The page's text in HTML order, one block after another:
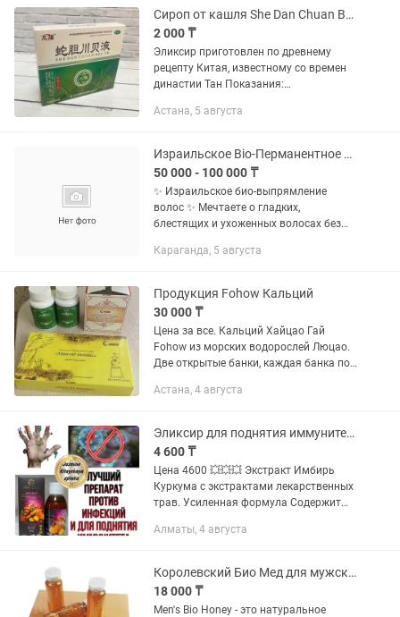
Сироп от кашля She Dan Chuan Bei Ye (Шедан)
2 000 ₸
Эликсир приготовлен по древнему
рецепту Китая, известному со времен
династии Тан Показания:
данном случае заменяет эуфиллин);
Астана, 5 августа
Израильское Bio-Перманентное выпрямление волос! Восстанавливающий эликсир!
50 000 - 100 000 ₸
✨ Израильское био-выпрямление
волос ✨ Мечтаете о гладких,
блестящих и ухоженных волосах без
израильское био-выпрямление —
процедуры: •...
Караганда, 5 августа
Продукция Fohow Кальций
30 000 ₸
Цена за все. Кальций Хайцао Гай
Fohow из морских водорослей Люцао.
Две открытые банки, каждая банка по
liquid: Закрытая упаковка внутри 4
Астана, 4 августа
Эликсир для поднятия иммунитета
4 600 ₸
Цена 4600 💥💥💥 Экстракт Имбирь
Куркума с экстрактами лекарственных
трав. Усиленная формула Содержит
виде прополиса и меда. Имеет
Алматы, 4 августа
Королевский Био Мед для мужского здоровья.MENS BIO HONEY DRS SECRET
18 000 ₸
Men's Bio Honey - это натуральное